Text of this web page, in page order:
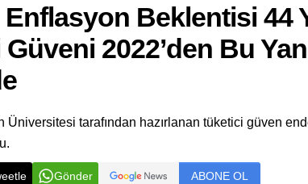
Enflasyon Beklentisi 44
2022’den Bu
Üniversitesi tarafından hazırlanan tüketici güven
Gönder ABONE OL